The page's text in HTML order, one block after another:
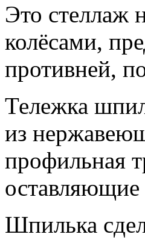
Это стеллаж
колёсами,
противней,
Тележка
из
профильная
оставляющие
Шпилька